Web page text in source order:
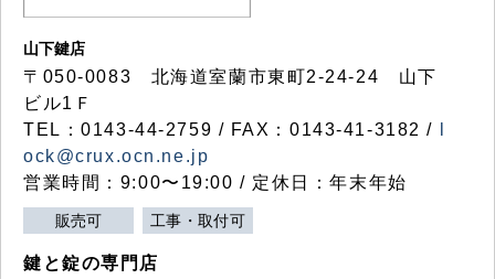
山下鍵店
〒050-0083 北海道室蘭市東町2-24-24 山下
ビル1Ｆ
TEL：0143-44-2759 / FAX：0143-41-3182 /
ock@crux.ocn.ne.jp
営業時間：9:00〜19:00 / 定休日：年末年始
販売可 工事・取付可
鍵と錠の専門店